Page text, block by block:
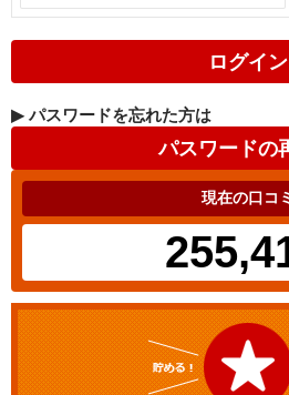
▶ パスワードを忘れた方は
現在の口コミ